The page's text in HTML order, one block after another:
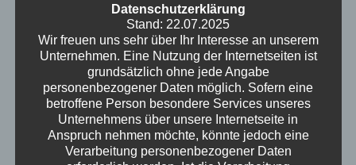
Mausonautik
Von Mäusen auf dem Dachboden, die auf
Nutella stehen, bis hin zu Liebesbetrügern im
Online-Dating-Dschungel ist alles dabei. Und
wer hätte gedacht, dass ein blasser blauer
Punkt im All uns so zum Nachdenken bringen
kann? Also, schnallt euch an und lasst euch
Datenschutzerklärung
Stand: 22.07.2025
Wir freuen uns sehr über Ihr Interesse an unserem
Unternehmen. Eine Nutzung der Internetseiten ist
grundsätzlich ohne jede Angabe
personenbezogener Daten möglich. Sofern eine
betroffene Person besondere Services unseres
Unternehmens über unsere Internetseite in
Anspruch nehmen möchte, könnte jedoch eine
Verarbeitung personenbezogener Daten